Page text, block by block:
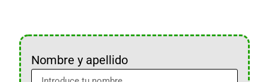
Nombre y apellido